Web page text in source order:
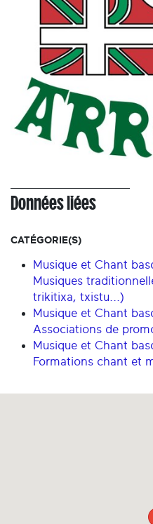
Données liées
CATÉGORIE(S)
Musique et Chant
Musiques
trikitixa, txistu...)
Musique et Chant
Associations de
Musique et Chant
Formations chant et